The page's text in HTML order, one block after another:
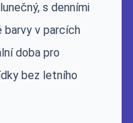
s denními
barvy v parcích
doba pro
bez letního